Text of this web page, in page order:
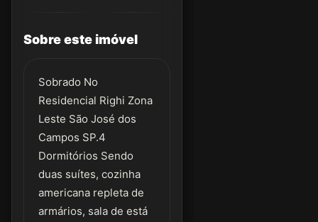
Sobre este imóvel
Sobrado No
Residencial Righi Zona
Leste São José dos
Campos SP.4
Dormitórios Sendo
duas suítes, cozinha
americana repleta de
armários, sala de está